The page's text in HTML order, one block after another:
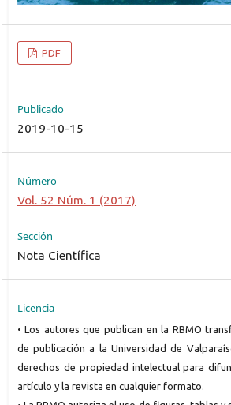
PDF
Publicado
2019-10-15
Número
Vol. 52 Núm. 1 (2017)
Sección
Nota Científica
Licencia
• Los autores que publican en la RBMO
de publicación a la Universidad de
derechos de propiedad intelectual para
artículo y la revista en cualquier formato.